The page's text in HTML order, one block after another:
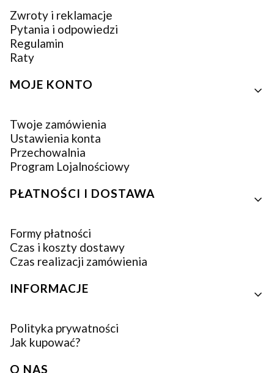
Zwroty i reklamacje
Pytania i odpowiedzi
Regulamin
Raty
MOJE KONTO
Twoje zamówienia
Ustawienia konta
Przechowalnia
Program Lojalnościowy
PŁATNOŚCI I DOSTAWA
Formy płatności
Czas i koszty dostawy
Czas realizacji zamówienia
INFORMACJE
Polityka prywatności
Jak kupować?
O NAS